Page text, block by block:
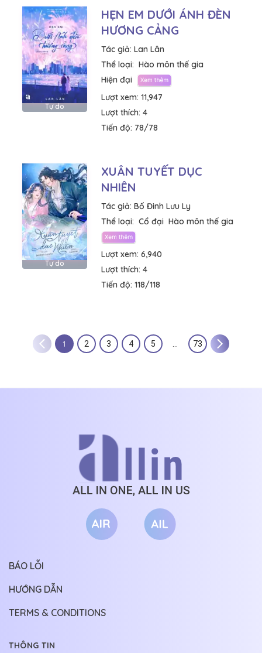
Tự do
HẸN EM DƯỚI ÁNH ĐÈN
HƯƠNG CẢNG
Tác giả: Lan Lân
Thể loại: Hào môn thế gia
Hiện đại
Lượt xem: 11,947
Lượt thích: 4
Tiến độ: 78/78
Tự do
XUÂN TUYẾT DỤC
NHIÊN
Tác giả: Bố Đinh Lưu Ly
Thể loại: Cổ đại Hào môn thế gia
Lượt xem: 6,940
Lượt thích: 4
Tiến độ: 118/118
1 2 3 4 5 73
THÔNG TIN
BÁO LỖI
HƯỚNG DẪN
TERMS & CONDITIONS